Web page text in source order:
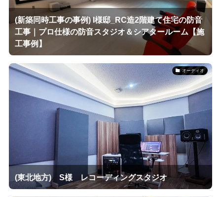
(新築同時工事の事例) I様邸_RC造2階建て住宅の防音
工事｜プロ仕様の防音スタジオ＆シアタールーム【施
工事例】
オーディオ
(東北地方) S様 レコーディングスタジオ